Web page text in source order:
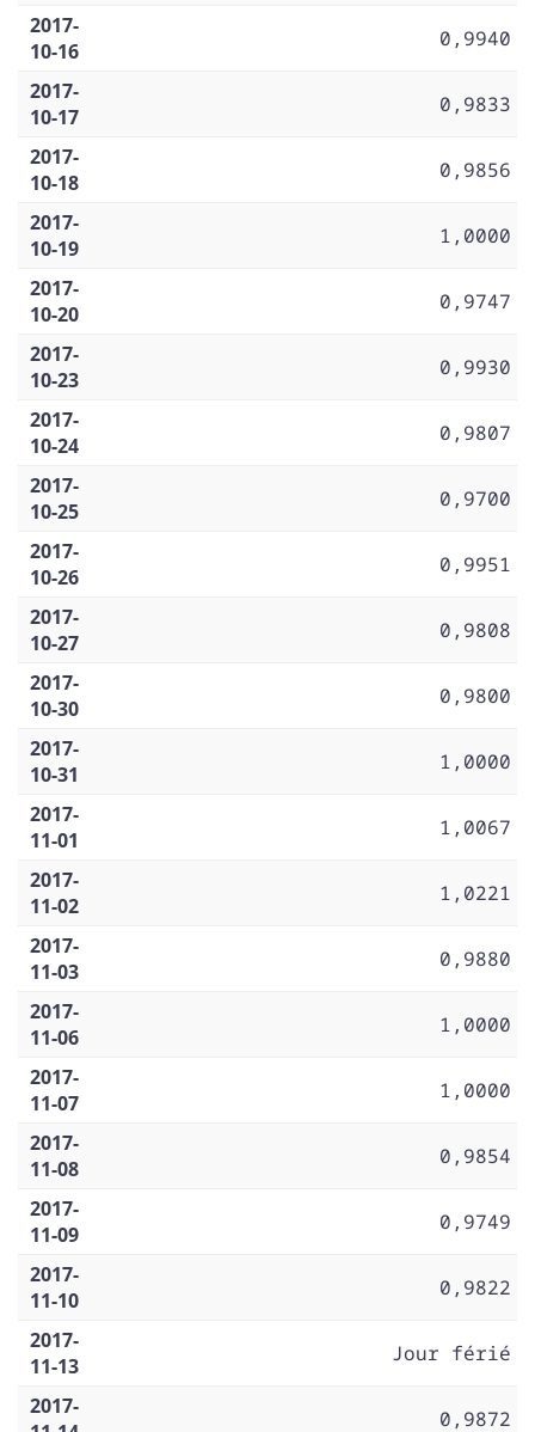
2017-
10-16
0,9940
2017-
10-17
0,9833
2017-
10-18
0,9856
2017-
10-19
1,0000
2017-
10-20
0,9747
2017-
10-23
0,9930
2017-
10-24
0,9807
2017-
10-25
0,9700
2017-
10-26
0,9951
2017-
10-27
0,9808
2017-
10-30
0,9800
2017-
10-31
1,0000
2017-
11-01
1,0067
2017-
11-02
1,0221
2017-
11-03
0,9880
2017-
11-06
1,0000
2017-
11-07
1,0000
2017-
11-08
0,9854
2017-
11-09
0,9749
2017-
11-10
0,9822
2017-
11-13
Jour férié
2017-
0,9872